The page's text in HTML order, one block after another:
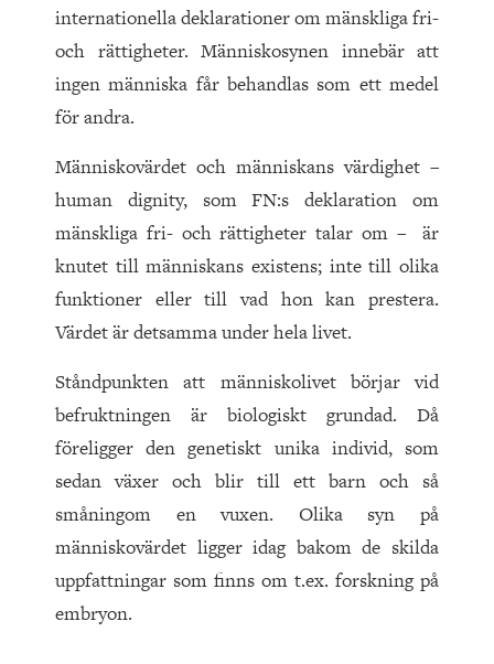
internationella deklarationer om mänskliga fri-
och rättigheter. Människosynen innebär att
ingen människa får behandlas som ett medel
för andra.
Människovärdet och människans värdighet –
human dignity, som FN:s deklaration om
mänskliga fri- och rättigheter talar om – är
knutet till människans existens; inte till olika
funktioner eller till vad hon kan prestera.
Värdet är detsamma under hela livet.
Ståndpunkten att människolivet börjar vid
befruktningen är biologiskt grundad. Då
föreligger den genetiskt unika individ, som
sedan växer och blir till ett barn och så
småningom en vuxen. Olika syn på
människovärdet ligger idag bakom de skilda
uppfattningar som finns om t.ex. forskning på
embryon.